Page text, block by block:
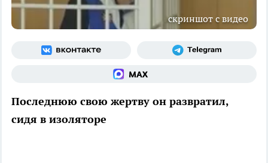
скриншот с видео
Последнюю свою жертву он развратил,
сидя в изоляторе